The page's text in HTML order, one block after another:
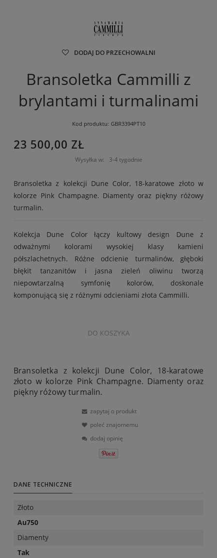
DODAJ DO PRZECHOWALNI
Bransoletka Cammilli z
brylantami i turmalinami
Kod produktu: GBR3394PT10
23 500,00 ZŁ
Wysyłka w: 3-4 tygodnie
Bransoletka z kolekcji Dune Color, 18-karatowe złoto w
kolorze Pink Champagne. Diamenty oraz piękny różowy
turmalin.
Kolekcja Dune Color łączy kultowy design Dune z
odważnymi kolorami wysokiej klasy kamieni
półszlachetnych. Różne odcienie turmalinów, głęboki
błękit tanzanitów i jasna zieleń oliwinu tworzą
niepowtarzalną symfonię kolorów, doskonale
komponującą się z różnymi odcieniami złota Cammilli.
DO KOSZYKA
Bransoletka z kolekcji Dune Color, 18-karatowe
złoto w kolorze Pink Champagne. Diamenty oraz
piękny różowy turmalin.
zapytaj o produkt
poleć znajomemu
dodaj opinię
DANE TECHNICZNE
Złoto
Au750
Diamenty
Tak